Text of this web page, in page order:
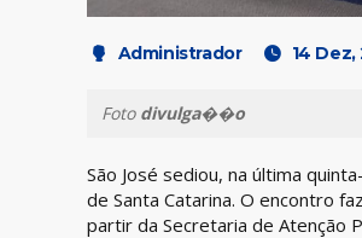
Administrador 14 Dez,
Foto divulga��o
São José sediou, na última
de Santa Catarina. O encontro
partir da Secretaria de Atenção